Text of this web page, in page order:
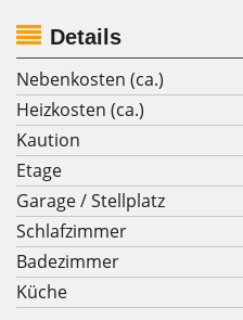
Details
Nebenkosten (ca.)
Heizkosten (ca.)
Kaution
Etage
Garage / Stellplatz
Schlafzimmer
Badezimmer
Küche